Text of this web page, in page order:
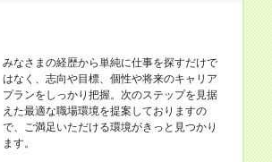
みなさまの経歴から単純に仕事を探すだけで
はなく、志向や目標、個性や将来のキャリア
プランをしっかり把握。次のステップを見据
えた最適な職場環境を提案しておりますの
で、ご満足いただける環境がきっと見つかり
ます。